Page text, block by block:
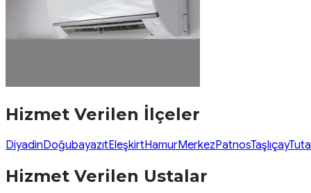
Hizmet Verilen İlçeler
DiyadinDoğubayazıtEleşkirtHamurMerkezPatnosTaşlıçay
Hizmet Verilen Ustalar